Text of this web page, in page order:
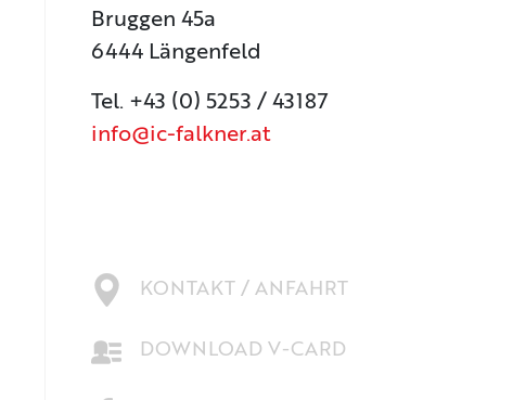
Bruggen 45a
6444 Längenfeld
Tel. +43 (0) 5253 / 43187
info@ic-falkner.at
KONTAKT / ANFAHRT
DOWNLOAD V-CARD